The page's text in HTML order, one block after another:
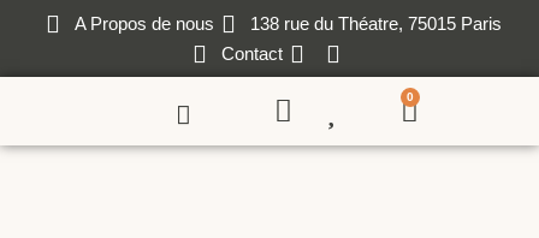
A Propos de nous
138 rue du Théatre, 75015 Paris
Contact
0